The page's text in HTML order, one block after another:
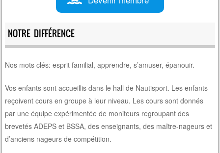
NOTRE DIFFÉRENCE
Nos mots clés: esprit familial, apprendre, s’amuser, épanouir.
Vos enfants sont accueillis dans le hall de Nautisport. Les enfants
reçoivent cours en groupe à leur niveau. Les cours sont donnés
par une équipe expérimentée de moniteurs regroupant des
brevetés ADEPS et BSSA, des enseignants, des maître-nageurs et
d’anciens nageurs de compétition.